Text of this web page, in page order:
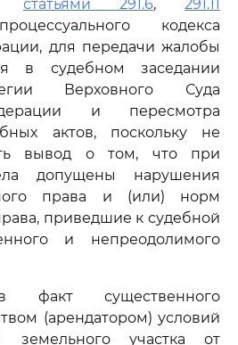
статьями 291.6, 291.11
кодекса
для передачи жалобы
в судебном заседании
Верховного Суда
и пересмотра
актов, поскольку не
вывод о том, что при
допущены нарушения
права и (или) норм
приведшие к судебной
и непреодолимого
факт существенного
(арендатором) условий
земельного участка от